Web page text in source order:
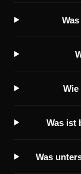
Was ist
Was